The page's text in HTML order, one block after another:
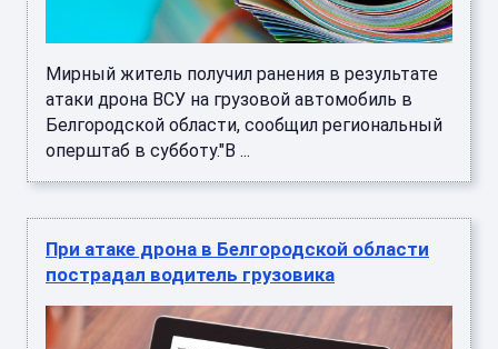
Мирный житель получил ранения в результате
атаки дрона ВСУ на грузовой автомобиль в
Белгородской области, сообщил региональный
оперштаб в субботу."В ...
При атаке дрона в Белгородской области
пострадал водитель грузовика